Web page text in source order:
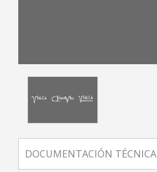
DOCUMENTACIÓN TÉCNICA